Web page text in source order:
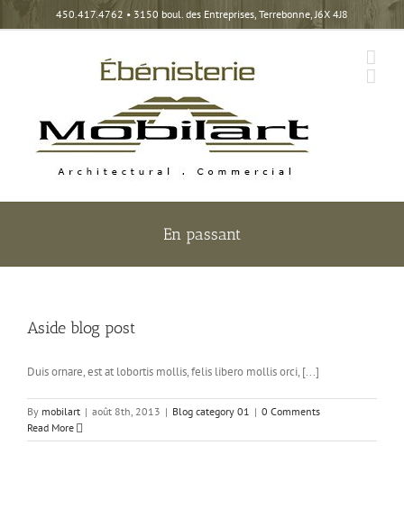
450.417.4762 • 3150 boul. des Entreprises, Terrebonne, J6X 4J8
En passant
Aside blog post
Duis ornare, est at lobortis mollis, felis libero mollis orci, [...]
By mobilart | août 8th, 2013 | Blog category 01 | 0 Comments
Read More